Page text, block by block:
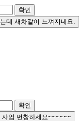
확인
데 새차같이 느껴지네요.
확인
업 번창하세요~~~~~~